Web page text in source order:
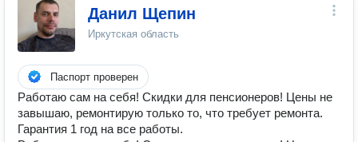
Данил Щепин
Иркутская область
Паспорт проверен
Работаю сам на себя! Скидки для пенсионеров! Цены не
завышаю, ремонтирую только то, что требует ремонта.
Гарантия 1 год на все работы.